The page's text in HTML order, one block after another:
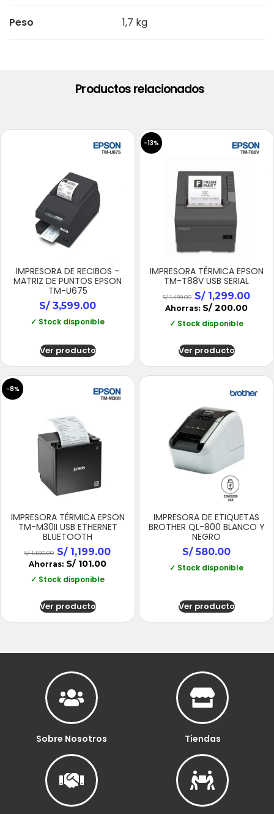
Peso 1,7 kg
Productos relacionados
IMPRESORA DE RECIBOS –
MATRIZ DE PUNTOS EPSON
TM-U675
S/3,599.00
✓ Stock disponible
Ver producto
-13%
IMPRESORA TÉRMICA EPSON
TM-T88V USB SERIAL
S/1,499.00 S/1,299.00
Ahorras: S/ 200.00
✓ Stock disponible
Ver producto
-8%
IMPRESORA TÉRMICA EPSON
TM-M30II USB ETHERNET
BLUETOOTH
S/1,300.00 S/1,199.00
Ahorras: S/ 101.00
✓ Stock disponible
Ver producto
IMPRESORA DE ETIQUETAS
BROTHER QL-800 BLANCO Y
NEGRO
S/580.00
✓ Stock disponible
Ver producto
Sobre Nosotros Tiendas